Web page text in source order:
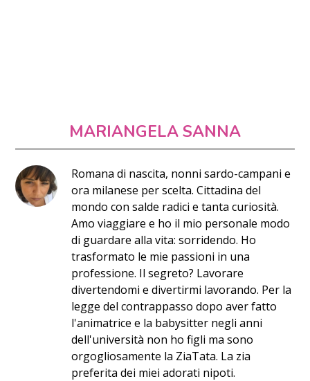
MARIANGELA SANNA
Romana di nascita, nonni sardo-campani e
ora milanese per scelta. Cittadina del
mondo con salde radici e tanta curiosità.
Amo viaggiare e ho il mio personale modo
di guardare alla vita: sorridendo. Ho
trasformato le mie passioni in una
professione. Il segreto? Lavorare
divertendomi e divertirmi lavorando. Per la
legge del contrappasso dopo aver fatto
l'animatrice e la babysitter negli anni
dell'università non ho figli ma sono
orgogliosamente la ZiaTata. La zia
preferita dei miei adorati nipoti.